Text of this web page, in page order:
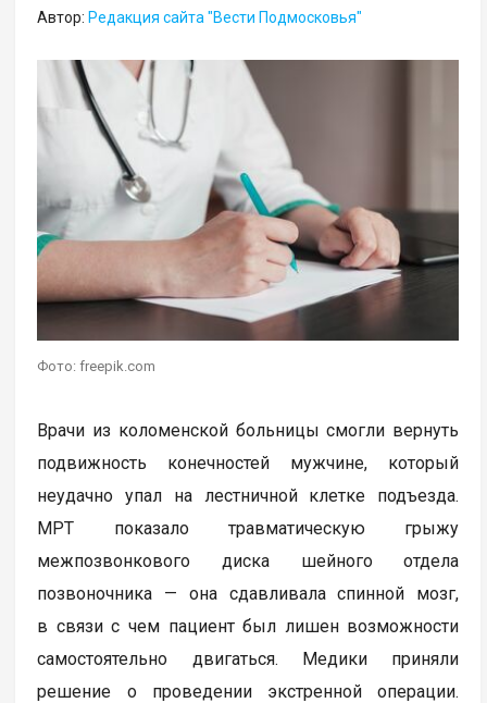
Автор: Редакция сайта "Вести Подмосковья"
Фото: freepik.com
Врачи из коломенской больницы смогли вернуть
подвижность конечностей мужчине, который
неудачно упал на лестничной клетке подъезда.
МРТ показало травматическую грыжу
межпозвонкового диска шейного отдела
позвоночника — она сдавливала спинной мозг,
в связи с чем пациент был лишен возможности
самостоятельно двигаться. Медики приняли
решение о проведении экстренной операции.